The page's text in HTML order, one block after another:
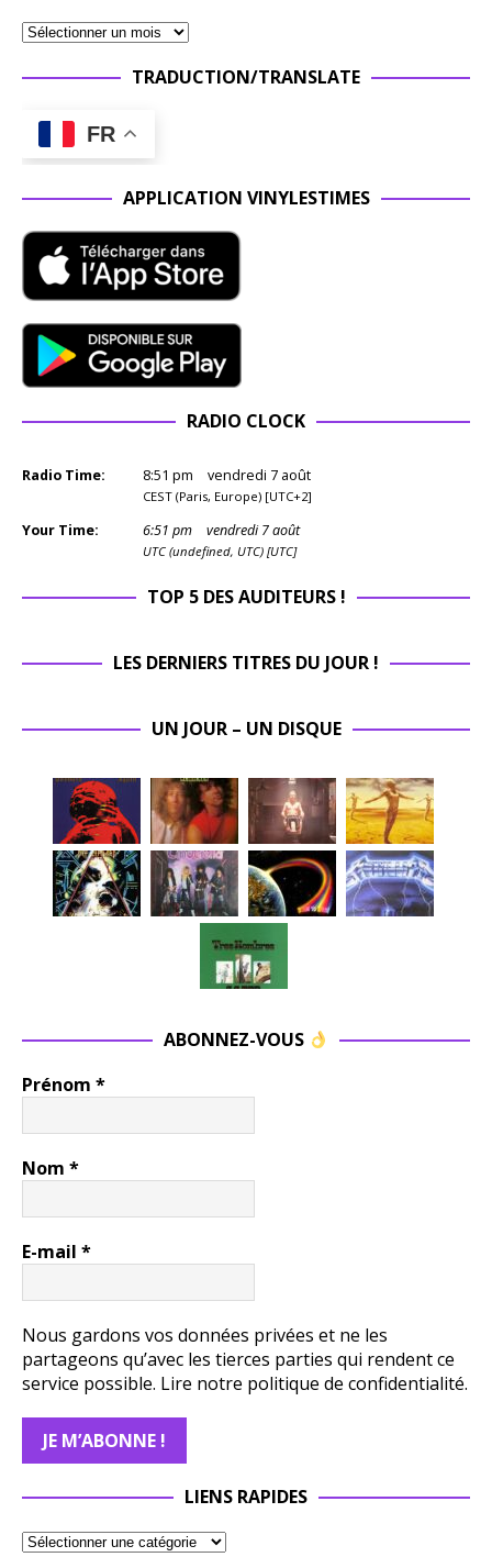
TRADUCTION/TRANSLATE
FR
APPLICATION VINYLESTIMES
RADIO CLOCK
Radio Time: 8:51 pm vendredi 7 août
CEST (Paris, Europe) [UTC+2]
Your Time: 6:51 pm vendredi 7 août
UTC (undefined, UTC) [UTC]
TOP 5 DES AUDITEURS !
LES DERNIERS TITRES DU JOUR !
UN JOUR – UN DISQUE
ABONNEZ-VOUS
Prénom *
Nom *
E-mail *
Nous gardons vos données privées et ne les
partageons qu’avec les tierces parties qui rendent ce
service possible. Lire notre politique de confidentialité.
LIENS RAPIDES